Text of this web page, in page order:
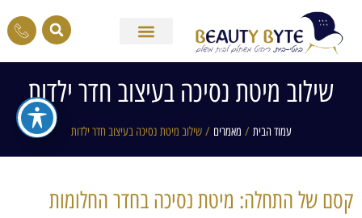
שילוב מיטת נסיכה בעיצוב חדר ילדות
עמוד הבית / מאמרים / שילוב מיטת נסיכה בעיצוב חדר ילדות
קסם של התחלה: מיטת נסיכה בחדר החלומות